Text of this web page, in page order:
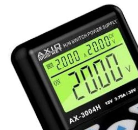
Surse de alimentare
Termometre
Testere
Osciloscoape
Accesorii
Osciloscoape AXIOMET
Osciloscoape B&K PRECISION